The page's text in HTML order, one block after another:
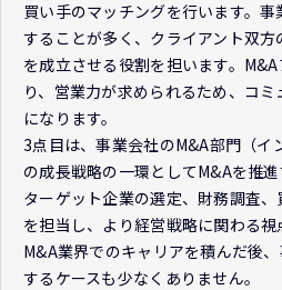
買い手のマッチングを行います。
することが多く、クライアント双
を成立させる役割を担います。
り、営業力が求められるため、コ
になります。
3点目は、事業会社のM&A部門（イ
の成長戦略の一環としてM&Aを推
ターゲット企業の選定、財務調査
を担当し、より経営戦略に関わる視
M&A業界でのキャリアを積んだ後
するケースも少なくありません。